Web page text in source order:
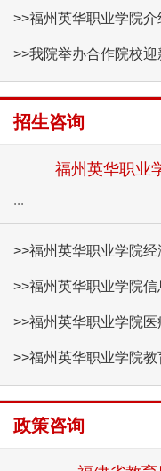
>>福州英华职业学院介
>>我院举办合作院校迎
招生咨询
福州英华职业
...
>>福州英华职业学院
>>福州英华职业学院
>>福州英华职业学院
>>福州英华职业学院
政策咨询